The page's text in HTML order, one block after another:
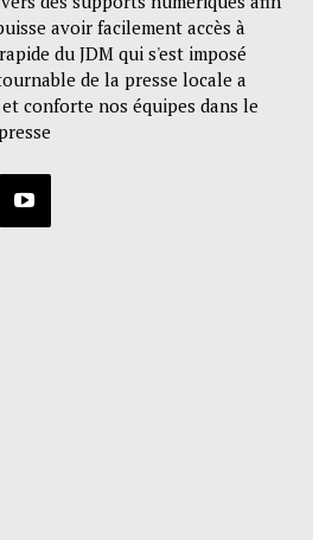
avoir facilement accès à
du JDM qui s'est imposé
de la presse locale a
conforte nos équipes dans le